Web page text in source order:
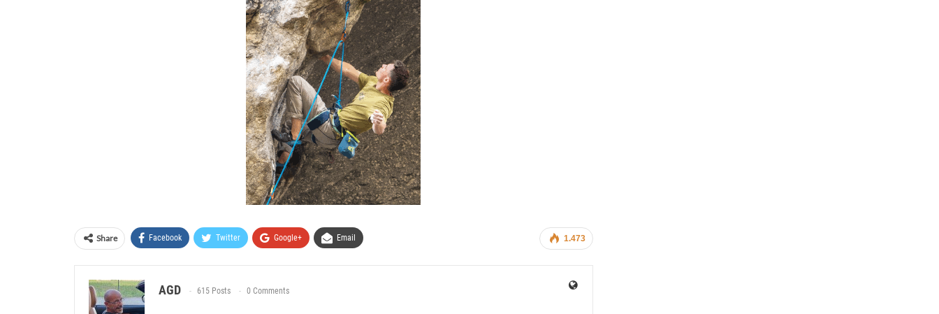
1.473
Share Facebook Twitter Google+ Email
AGD 615 Posts 0 Comments